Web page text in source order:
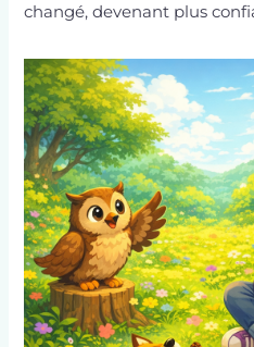
changé, devenant plus